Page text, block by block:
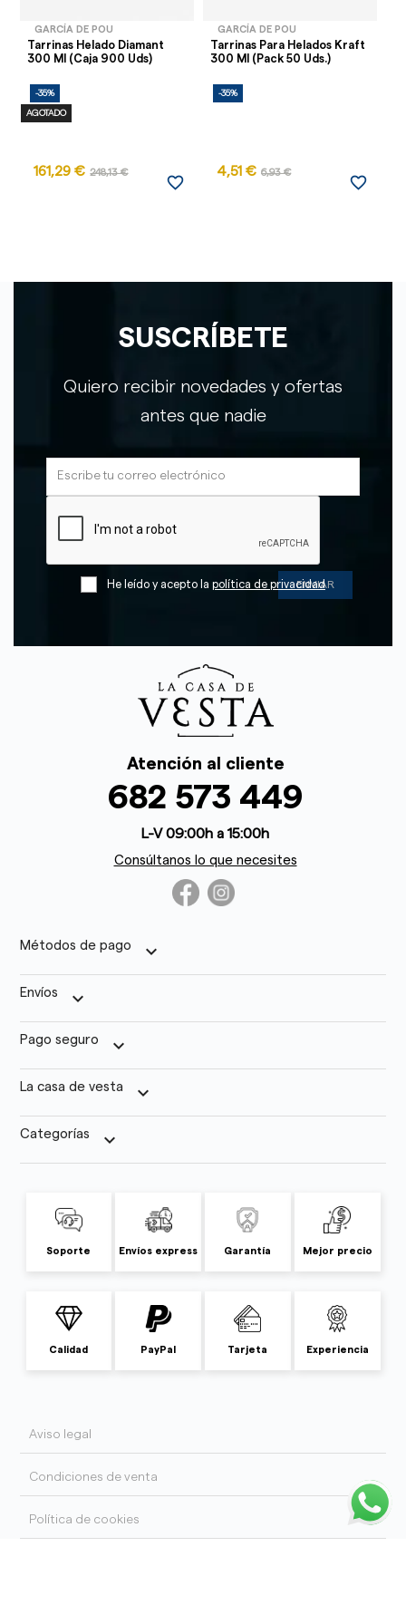
GARCÍA DE POU
Tarrinas Helado Diamant
300 Ml (Caja 900 Uds)
-35%
AGOTADO
161,29 € 248,13 €
favorite_border
GARCÍA DE POU
Tarrinas Para Helados Kraft
300 Ml (Pack 50 Uds.)
-35%
4,51 € 6,93 €
favorite_border
SUSCRÍBETE
Quiero recibir novedades y ofertas
antes que nadie
He leído y acepto la política de privacidad
Atención al cliente
682 573 449
L-V 09:00h a 15:00h
Consúltanos lo que necesites
Métodos de pago keyboard_arrow_down
Envíos keyboard_arrow_down
Pago seguro keyboard_arrow_down
La casa de vesta keyboard_arrow_down
Categorías keyboard_arrow_down
Soporte Envíos express Garantía Mejor precio
Calidad PayPal Tarjeta Experiencia
Aviso legal
Condiciones de venta
Política de cookies